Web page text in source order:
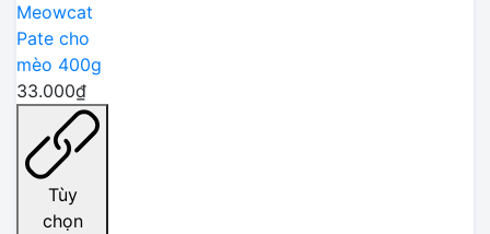
Meowcat
Pate cho
mèo 400g
33.000₫
Tùy
chọn